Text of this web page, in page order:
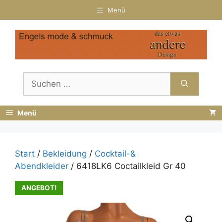
Inhalt
springen
Menü
nach:
Menü
Start / Bekleidung / Cocktail-&
Abendkleider / 6418LK6 Coctailkleid Gr 40
ANGEBOT!